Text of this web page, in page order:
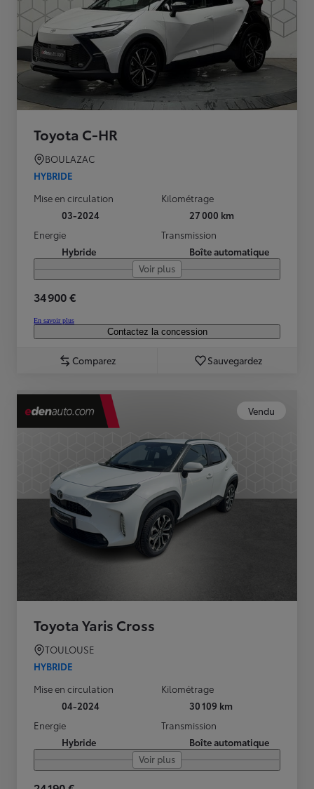
Toyota C-HR
BOULAZAC
HYBRIDE
Mise en circulation
03-2024
Kilométrage
27 000 km
Energie
Hybride
Transmission
Boîte automatique
Voir plus
34 900 €
En savoir plus
Contactez la concession
Comparez Sauvegardez
Vendu
Toyota Yaris Cross
TOULOUSE
HYBRIDE
Mise en circulation
04-2024
Kilométrage
30 109 km
Energie
Hybride
Transmission
Boîte automatique
Voir plus